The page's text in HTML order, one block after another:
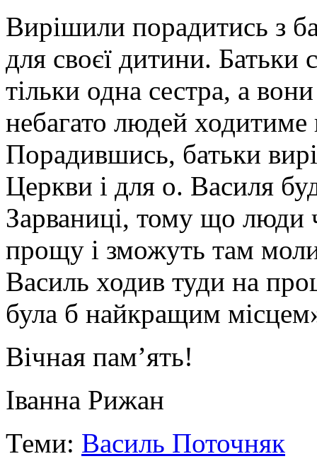
Вирішили порадитись з
для своєї дитини. Батьки
тільки одна сестра, а
небагато людей
Порадившись, батьки
Церкви і для о. Василя
Зарваниці, тому що люди
прощу і зможуть там
Василь ходив туди на
була б найкращим
Вічная пам’ять!
Іванна Рижан
Теми: Василь Поточняк